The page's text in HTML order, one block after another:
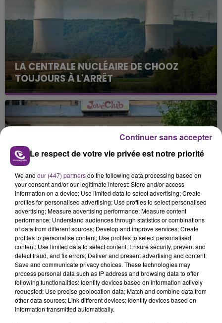
LA CENTRALE NUCLÉAIRE DE CHOOZ
TOUJOURS À L'ARRÊT
Cela fait déjà une semaine que la centrale
nucléaire ardennaise est à l'arrêt. Une situation
justifiée par la sécheresse intense qui est toujours
présente.
LE MAGASIN JOUÉCLUB DE REIMS FERME
SES PORTES
C'était l'une des institutions du centre-ville
rémois. Le magasin JouéClub est contraint de
fermer ses portes.
TITRES DIFFUSÉS
23h47
23h47 23h43
23h43
Le respect de votre vie privée est notre priorité
We and our (447) partnersdo the following data processing based on
your consent and/or our legitimate interest: Store and/or access
information on a device; Use limited data to select advertising; Create
profiles for personalised advertising; Use profiles to select personalised
advertising; Measure advertising performance; Measure content
performance; Understand audiences through statistics or combinations
of data from different sources; Develop and improve services; Create
profiles to personalise content; Use profiles to select personalised
content; Use limited data to select content; Ensure security, prevent and
detect fraud, and fix errors; Deliver and present advertising and content;
Save and communicate privacy choices. These technologies may
process personal data such as IP address and browsing data to offer
following functionalities: Identify devices based on information actively
requested; Use precise geolocation data; Match and combine data from
other data sources; Link different devices; Identify devices based on
information transmitted automatically.
Continuer sans accepter